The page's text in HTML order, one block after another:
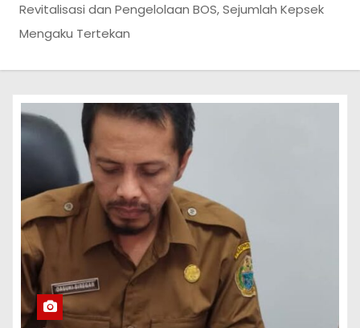
Revitalisasi dan Pengelolaan BOS, Sejumlah Kepsek
Mengaku Tertekan